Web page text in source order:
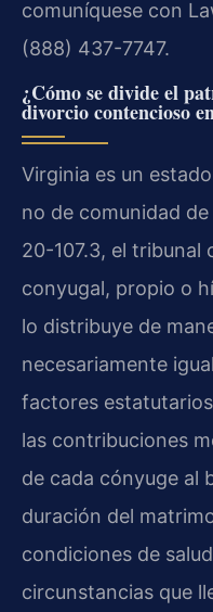
comuníquese con
(888) 437-7747.
¿Cómo se divide el
divorcio contencioso
Virginia es un
no de comunidad de
20-107.3, el tribunal
conyugal, propio o
lo distribuye de
necesariamente
factores
las contribuciones
de cada cónyuge al
duración del
condiciones de
circunstancias que